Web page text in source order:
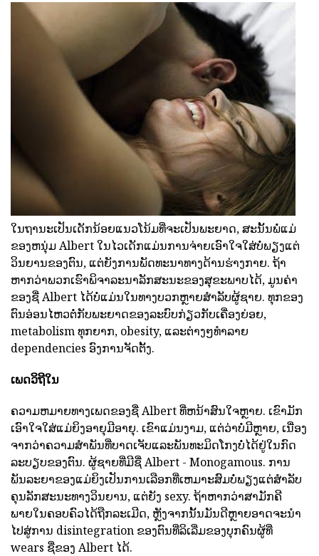
ໃນຖານະເປັນເດັກນ້ອຍແນວໂນ້ມທີ່ຈະເປັນພະຍາດ, ສະນັ້ນພໍ່ແມ່
ຂອງຫນຸ່ມ Albert ໃນໄວເດັກແມ່ນການຈ່າຍເອົາໃຈໃສ່ບໍ່ພຽງແຕ່
ວິນຍານຂອງຕົນ, ແຕ່ຍັງການພັດທະນາທາງດ້ານຮ່າງກາຍ. ຖ້າ
ຫາກວ່າພວກເຮົາພິຈາລະນາລັກສະນະຂອງສຸຂະພາບໄດ້, ມູນຄ່າ
ຂອງຊື່ Albert ໄດ້ບໍ່ແມ່ນໃນທາງບວກຫຼາຍສໍາລັບຜູ້ຊາຍ. ທຸກຂອງ
ຕົນອ່ອນໄຫວຕໍ່ກັບພະຍາດຂອງລະບົບກ່ຽວກັບເຄື່ອງຍ່ອຍ,
metabolism ທຸກຍາກ, obesity, ແລະຕ່າງໆທໍາລາຍ
dependencies ອົງການຈັດຕັ້ງ.
ເພດວິຖີໃນ
ຄວາມຫມາຍທາງເພດຂອງຊື່ Albert ທີ່ຫນ້າສົນໃຈຫຼາຍ. ເຂົາມັກ
ເອົາໃຈໃສ່ແມ່ຍິງອາຍຸມີອາຍຸ. ເຂົາແມ່ນງາມ, ແຕ່ວ່າບໍ່ມີຫຼາຍ, ເນື່ອງ
ຈາກວ່າຄວາມສໍາພັນທີ່ບາດເຈັບແລະພັນທະມິດໂກງບໍ່ໄດ້ຢູ່ໃນກົດ
ລະບຽບຂອງຕົນ. ຜູ້ຊາຍທີ່ມີຊື່ Albert - Monogamous. ການ
ພັນລະຍາຂອງແມ່ຍິງເປັນການເລືອກທີ່ເຫມາະສົມບໍ່ພຽງແຕ່ສໍາລັບ
ຄຸນລັກສະນະທາງວິນຍານ, ແຕ່ຍັງ sexy. ຖ້າຫາກວ່າສາມັກຄີ
ພາຍໃນຄອບຄົວໄດ້ຖືກລະເມີດ, ຫຼັງຈາກນັ້ນມັນດີຫຼາຍອາດຈະນໍາ
ໄປສູ່ການ disintegration ຂອງຕົນທີ່ລິເລີ່ມຂອງບຸກຄົນຜູ້ທີ່
wears ຊື່ຂອງ Albert ໄດ້.